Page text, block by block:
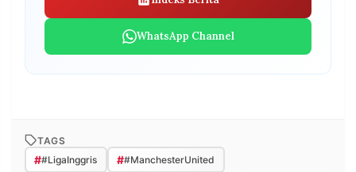
WhatsApp Channel
TAGS
##LigaInggris ##ManchesterUnited